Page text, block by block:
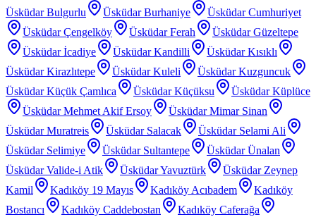
Üsküdar Bulgurlu Üsküdar Burhaniye
Üsküdar Cumhuriyet
Üsküdar Çengelköy
Üsküdar Ferah
Üsküdar Güzeltepe
Üsküdar İcadiye
Üsküdar Kandilli
Üsküdar Kısıklı
Üsküdar Kirazlıtepe
Üsküdar Kuleli
Üsküdar Kuzguncuk
Üsküdar Küçük Çamlıca
Üsküdar Küçüksu
Üsküdar Küplüce
Üsküdar Mehmet Akif Ersoy
Üsküdar Mimar Sinan
Üsküdar Muratreis
Üsküdar Salacak
Üsküdar Selami Ali
Üsküdar Selimiye
Üsküdar Sultantepe
Üsküdar Ünalan
Üsküdar Valide-i Atik
Üsküdar Yavuztürk
Üsküdar Zeynep
Kamil
Kadıköy 19 Mayıs Kadıköy Acıbadem
Kadıköy
Bostancı
Kadıköy Caddebostan
Kadıköy Caferağa